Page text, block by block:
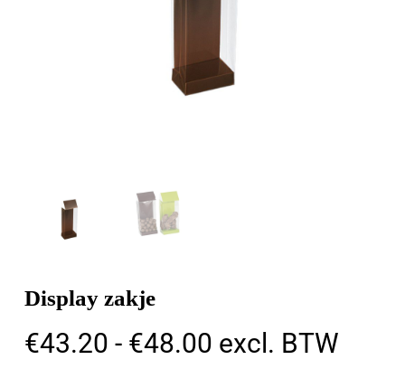
Display zakje
€43.20 - €48.00Prijsklasse:
excl. BTW